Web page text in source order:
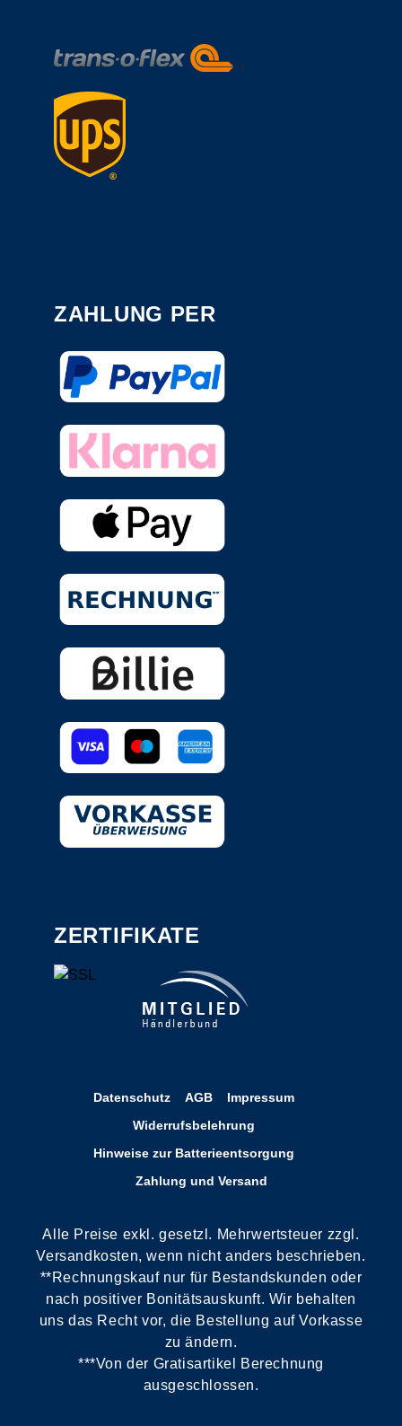
ZAHLUNG PER
ZERTIFIKATE
Datenschutz AGB
Impressum
Widerrufsbelehrung
Hinweise zur Batterieentsorgung
Zahlung und Versand
Alle Preise exkl. gesetzl. Mehrwertsteuer zzgl.
Versandkosten, wenn nicht anders beschrieben.
**Rechnungskauf nur für Bestandskunden oder
nach positiver Bonitätsauskunft. Wir behalten
uns das Recht vor, die Bestellung auf Vorkasse
zu ändern.
***Von der Gratisartikel Berechnung
ausgeschlossen.